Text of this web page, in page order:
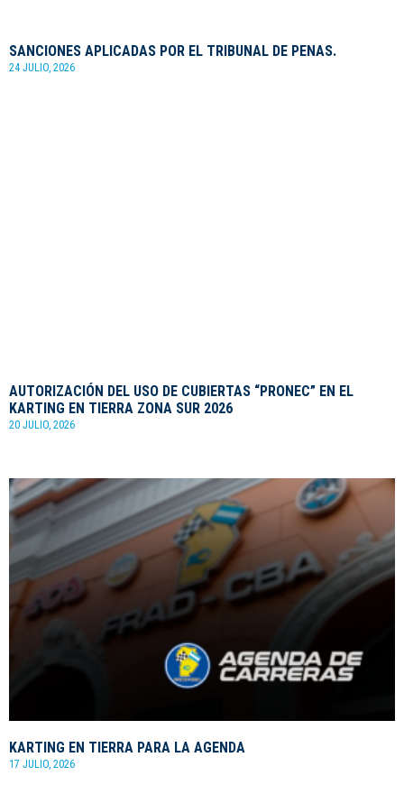
SANCIONES APLICADAS POR EL TRIBUNAL DE PENAS.
24 JULIO, 2026
AUTORIZACIÓN DEL USO DE CUBIERTAS “PRONEC” EN EL
KARTING EN TIERRA ZONA SUR 2026
20 JULIO, 2026
KARTING EN TIERRA PARA LA AGENDA
17 JULIO, 2026